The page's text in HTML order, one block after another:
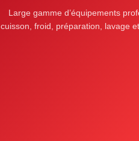
Large gamme d’équipements
cuisson, froid, préparation, lavage